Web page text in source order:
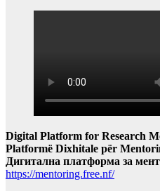
Digital Platform for Research
Platformë Dixhitale për
Дигитална платформа за
https://mentoring.free.nf/